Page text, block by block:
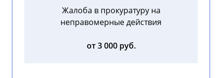
Жалоба в прокуратуру на
неправомерные действия
от 3 000 руб.